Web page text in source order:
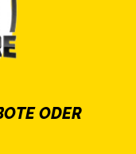
ODER